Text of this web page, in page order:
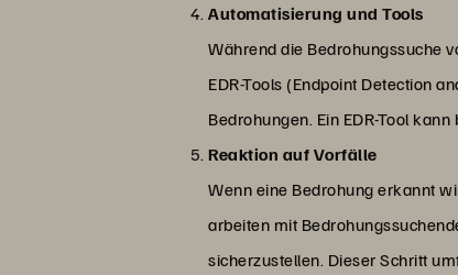
Automatisierung und Tools
Während die Bedrohungssuche
EDR-Tools (Endpoint Detection
Bedrohungen. Ein EDR-Tool
Reaktion auf Vorfälle
Wenn eine Bedrohung erkannt
arbeiten mit
sicherzustellen. Dieser Schritt